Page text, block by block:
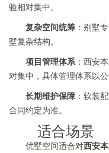
验相对集中。
复杂空间统筹 ：别墅
墅复杂结构。
项目管理体系：西安
对集中，具体管理体系以公
长期维护保障 ：软装
合同约定为准。
适合场景
优墅空间适合对西安